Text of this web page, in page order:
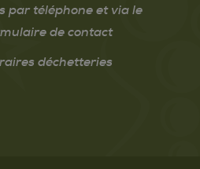
par téléphone et via le
de contact
déchetteries